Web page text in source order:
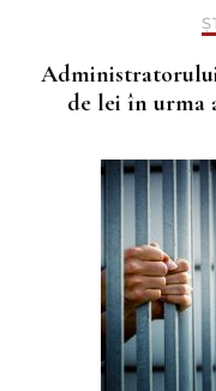
de lei în urma